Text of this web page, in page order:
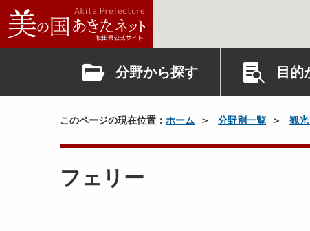
分野から探す 目的
このページの現在位置： ホーム 分野別一覧 観
フェリー